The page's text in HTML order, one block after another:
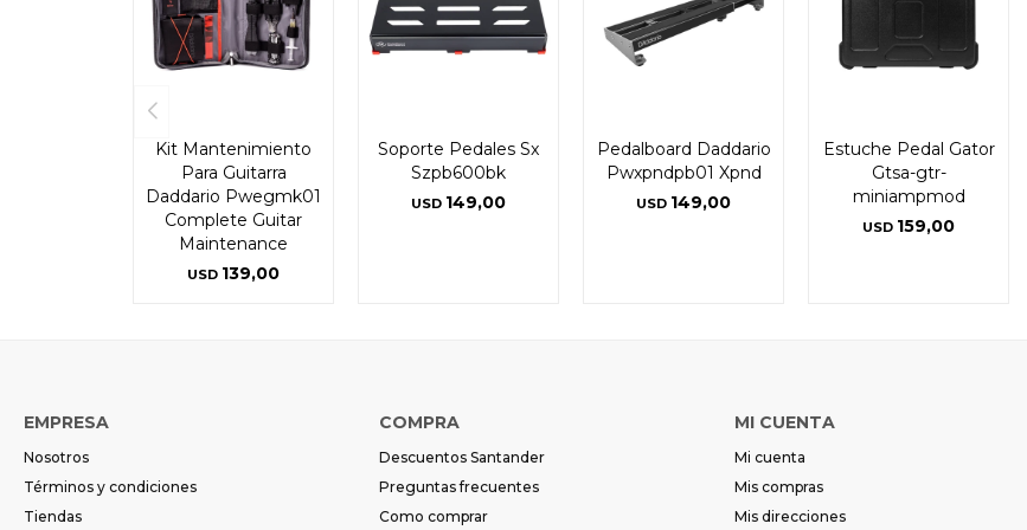
Kit Mantenimiento
Para Guitarra
Daddario Pwegmk01
Complete Guitar
Maintenance
USD 139,00
Soporte Pedales Sx
Szpb600bk
USD 149,00
Pedalboard Daddario
Pwxpndpb01 Xpnd
USD 149,00
Estuche Pedal Gator
Gtsa-gtr-
miniampmod
USD 159,00
EMPRESA
Nosotros
Términos y condiciones
Tiendas
COMPRA
Descuentos Santander
Preguntas frecuentes
Como comprar
MI CUENTA
Mi cuenta
Mis compras
Mis direcciones